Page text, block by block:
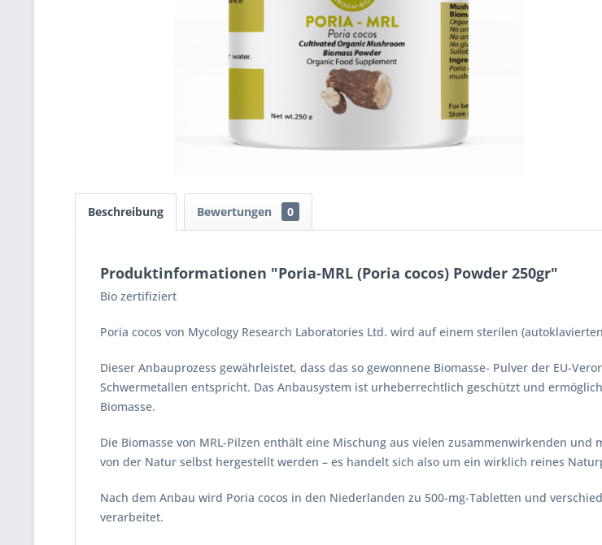
Beschreibung Bewertungen 0
Produktinformationen "Poria-MRL (Poria cocos) Powder 250gr"
Bio zertifiziert
Poria cocos von Mycology Research Laboratories Ltd. wird auf einem sterilen
Dieser Anbauprozess gewährleistet, dass das so gewonnene Biomasse- Pulver der EU-
Schwermetallen entspricht. Das Anbausystem ist urheberrechtlich geschützt und
Biomasse.
Die Biomasse von MRL-Pilzen enthält eine Mischung aus vielen zusammenwirkenden
von der Natur selbst hergestellt werden – es handelt sich also um ein wirklich reines
Nach dem Anbau wird Poria cocos in den Niederlanden zu 500-mg-Tabletten und
verarbeitet.